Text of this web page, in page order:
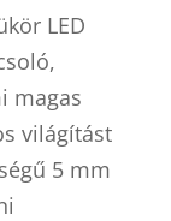
LED
magas
világítást
5 mm